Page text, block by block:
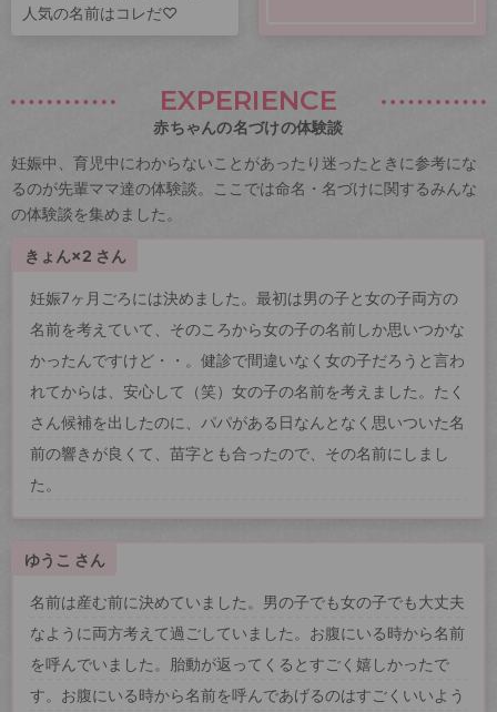
人気の名前はコレだ♡
EXPERIENCE
赤ちゃんの名づけの体験談
妊娠中、育児中にわからないことがあったり迷ったときに参考にな
るのが先輩ママ達の体験談。ここでは命名・名づけに関するみんな
の体験談を集めました。
きょん×2 さん
妊娠7ヶ月ごろには決めました。最初は男の子と女の子両方の
名前を考えていて、そのころから女の子の名前しか思いつかな
かったんですけど・・。健診で間違いなく女の子だろうと言わ
れてからは、安心して（笑）女の子の名前を考えました。たく
さん候補を出したのに、パパがある日なんとなく思いついた名
前の響きが良くて、苗字とも合ったので、その名前にしまし
た。
ゆうこ さん
名前は産む前に決めていました。男の子でも女の子でも大丈夫
なように両方考えて過ごしていました。お腹にいる時から名前
を呼んでいました。胎動が返ってくるとすごく嬉しかったで
す。お腹にいる時から名前を呼んであげるのはすごくいいよう